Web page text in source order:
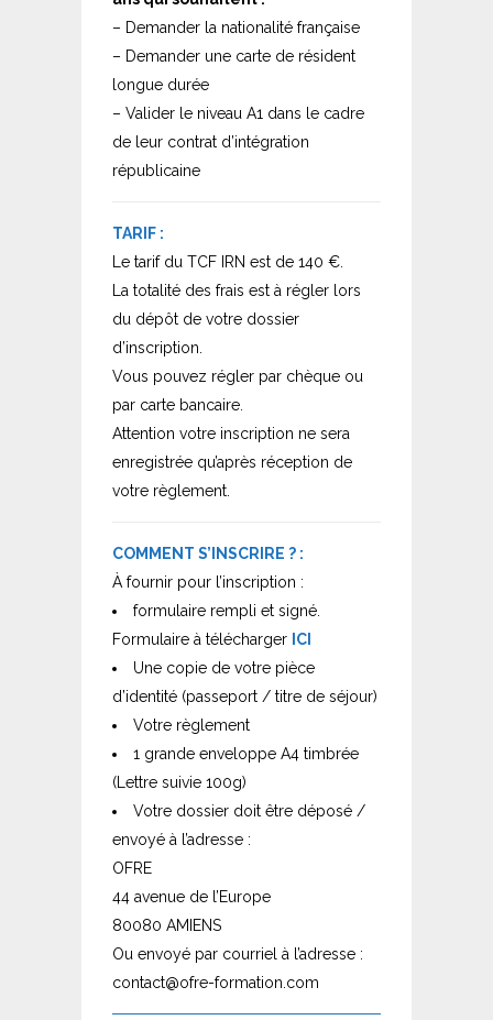
– Demander la nationalité française
– Demander une carte de résident
longue durée
– Valider le niveau A1 dans le cadre
de leur contrat d’intégration
républicaine
TARIF :
Le tarif du TCF IRN est de 140 €.
La totalité des frais est à régler lors
du dépôt de votre dossier
d’inscription.
Vous pouvez régler par chèque ou
par carte bancaire.
Attention votre inscription ne sera
enregistrée qu’après réception de
votre règlement.
COMMENT S’INSCRIRE ? :
À fournir pour l’inscription :
formulaire rempli et signé.
Formulaire à télécharger ICI
Une copie de votre pièce
d’identité (passeport / titre de séjour)
Votre règlement
1 grande enveloppe A4 timbrée
(Lettre suivie 100g)
Votre dossier doit être déposé /
envoyé à l’adresse :
OFRE
44 avenue de l’Europe
80080 AMIENS
Ou envoyé par courriel à l’adresse :
contact@ofre-formation.com